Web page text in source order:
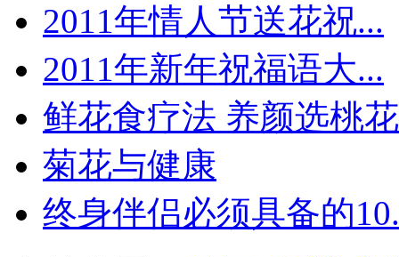
2011年情人节送花祝...
2011年新年祝福语大...
鲜花食疗法 养颜选桃花
菊花与健康
终身伴侣必须具备的